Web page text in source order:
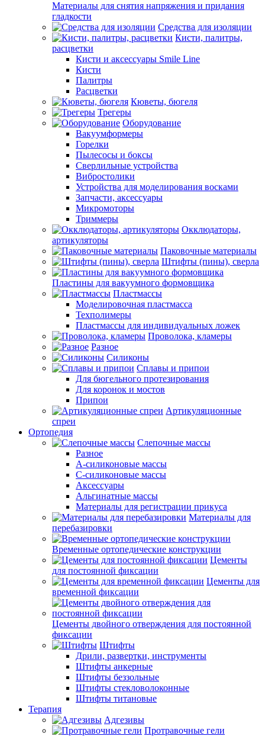
Материалы для снятия напряжения и придания
гладкости
Средства для изоляции
Кисти, палитры,
расцветки
Кисти и аксессуары Smile Line
Кисти
Палитры
Расцветки
Кюветы, бюгеля
Трегеры
Оборудование
Вакуумформеры
Горелки
Пылесосы и боксы
Сверлильные устройства
Вибростолики
Устройства для моделирования восками
Запчасти, аксессуары
Микромоторы
Триммеры
Окклюдаторы,
артикуляторы
Паковочные материалы
Штифты (пины), сверла
Пластины для вакуумного формовщика
Пластмассы
Моделировочная пластмасса
Техполимеры
Пластмассы для индивидуальных ложек
Проволока, кламеры
Разное
Силиконы
Сплавы и припои
Для бюгельного протезирования
Для коронок и мостов
Припои
Артикуляционные
спреи
Ортопедия
Слепочные массы
Разное
А-силиконовые массы
С-силиконовые массы
Аксессуары
Альгинатные массы
Материалы для регистрации прикуса
Материалы для
перебазировки
Временные ортопедические конструкции
Цементы
для постоянной фиксации
Цементы для
временной фиксации
Цементы двойного отверждения для постоянной
фиксации
Штифты
Дрили, развертки, инструменты
Штифты анкерные
Штифты беззольные
Штифты стекловолоконные
Штифты титановые
Терапия
Адгезивы
Протравочные гели